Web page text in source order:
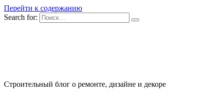
Перейти к содержанию
Search for:
Строительный блог о ремонте, дизайне и декоре